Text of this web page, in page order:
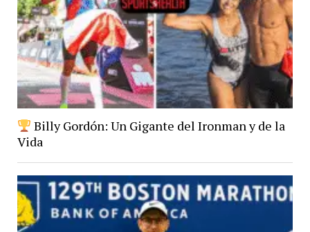
Billy Gordón: Un Gigante del Ironman y de la
Vida